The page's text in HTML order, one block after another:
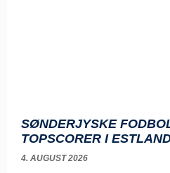
SØNDERJYSKE
TOPSCORER I
4. AUGUST 2026